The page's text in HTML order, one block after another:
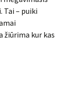
Tai – puiki
žiūrima kur kas